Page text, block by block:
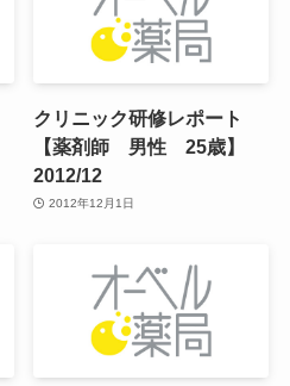
クリニック研修レポート
【薬剤師 男性 25歳】
2012/12
2012年12月1日